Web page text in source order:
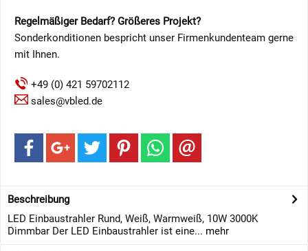
Regelmäßiger Bedarf? Größeres Projekt?
Sonderkonditionen bespricht unser Firmenkundenteam gerne
mit Ihnen.
+49 (0) 421 59702112
sales@vbled.de
Beschreibung
LED Einbaustrahler Rund, Weiß, Warmweiß, 10W 3000K
Dimmbar Der LED Einbaustrahler ist eine... mehr